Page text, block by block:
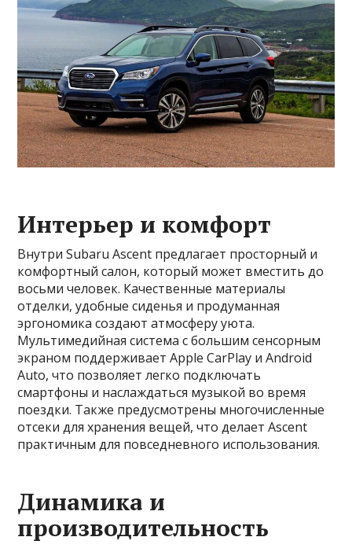
Интерьер и комфорт
Внутри Subaru Ascent предлагает просторный и
комфортный салон, который может вместить до
восьми человек. Качественные материалы
отделки, удобные сиденья и продуманная
эргономика создают атмосферу уюта.
Мультимедийная система с большим сенсорным
экраном поддерживает Apple CarPlay и Android
Auto, что позволяет легко подключать
смартфоны и наслаждаться музыкой во время
поездки. Также предусмотрены многочисленные
отсеки для хранения вещей, что делает Ascent
практичным для повседневного использования.
Динамика и
производительность